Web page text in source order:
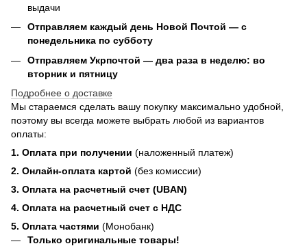
выдачи
Отправляем каждый день Новой Почтой — с
понедельника по субботу
Отправляем Укрпочтой — два раза в неделю: во
вторник и пятницу
Подробнее о доставке
Мы стараемся сделать вашу покупку максимально удобной,
поэтому вы всегда можете выбрать любой из вариантов
оплаты:
1. Оплата при получении (наложенный платеж)
2. Онлайн-оплата картой (без комиссии)
3. Оплата на расчетный счет (UBAN)
4. Оплата на расчетный счет с НДС
5. Оплата частями (Монобанк)
Только оригинальные товары!